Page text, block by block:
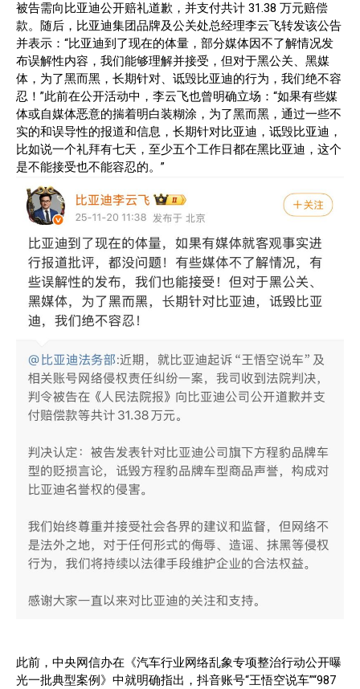
被告需向比亚迪公开赔礼道歉，并支付共计 31.38 万元赔偿
款。随后，比亚迪集团品牌及公关处总经理李云飞转发该公告
并表示：“比亚迪到了现在的体量，部分媒体因不了解情况发
布误解性内容，我们能够理解并接受，但对于黑公关、黑媒
体，为了黑而黑，长期针对、诋毁比亚迪的行为，我们绝不容
忍！”此前在公开活动中，李云飞也曾明确立场：“如果有些媒
体或自媒体恶意的揣着明白装糊涂，为了黑而黑，通过一些不
实的和误导性的报道和信息，长期针对比亚迪，诋毁比亚迪，
比如说一个礼拜有七天，至少五个工作日都在黑比亚迪，这个
是不能接受也不能容忍的。”
此前，中央网信办在《汽车行业网络乱象专项整治行动公开曝
光一批典型案例》中就明确指出，抖音账号“王悟空说车”“987